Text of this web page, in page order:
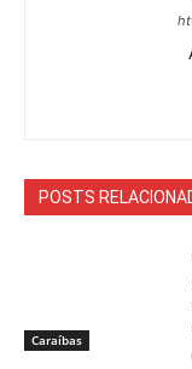
POSTS
Caraíbas